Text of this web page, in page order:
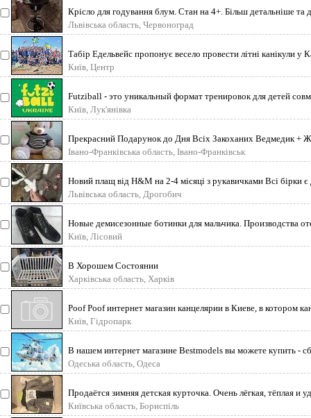
Крісло для годування блум. Стан на 4+. Більш детальніше та
Львівська область, Червоноград
Табір Едельвейс пропонує весело провести літні канікули
Київ, Центр
Futziball - это уникальный формат тренировок для детей
Київ, Лук'янівка
Прекрасний Подарунок до Дня Всіх Закоханих Ведмедик
Івано-Франківська область, Івано-Франківськ
Новий плащ від H&M на 2-4 місяці з рукавичками Всі бірки є
Львівська область, Дрогобич
Новые демисезонные ботинки для мальчика. Производства
Київ, Лісовий
В Хорошем Состоянии
Харківська область, Харків
Poof Poof интернет магазин канцелярии в Киеве, в котором
Київ, Гідропарк
В нашем интернет магазине Bestmodels вы можете купить -
Одеська область, Одеса
Продаётся зимняя детская курточка. Очень лёгкая, тёплая и
Київська область, Бориспіль